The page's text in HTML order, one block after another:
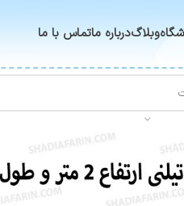
وبلاگدرباره ماتماس با ما